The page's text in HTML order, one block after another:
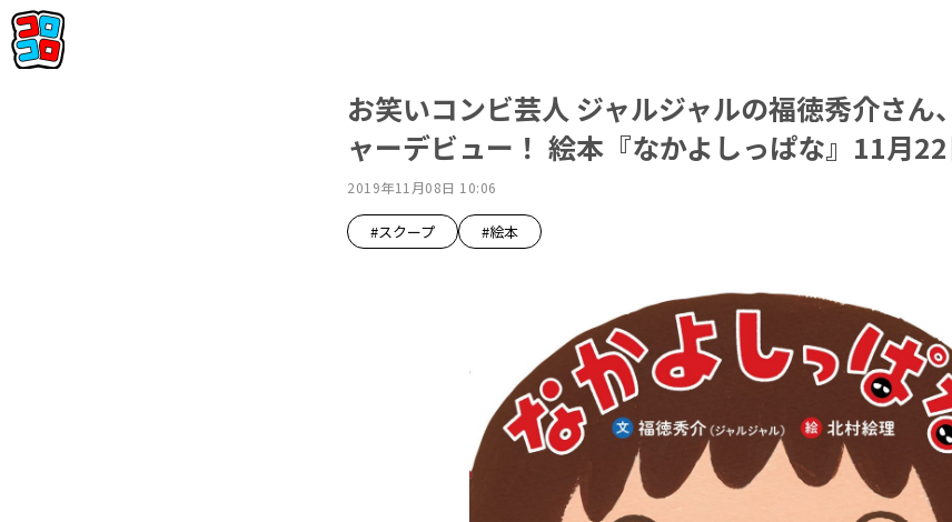
お笑いコンビ芸人 ジャルジャルの福徳秀介さん
ャーデビュー！ 絵本『なかよしっぱな』11月
2019年11月08日 10:06
#スクープ #絵本